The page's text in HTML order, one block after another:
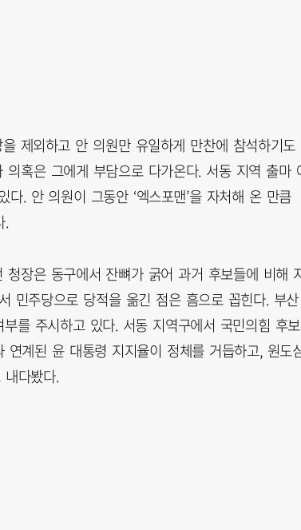
제외하고 안 의원만 유일하게 만찬에 참석하기도
혹은 그에게 부담으로 다가온다. 서동 지역 출마
. 안 의원이 그동안 ‘엑스포맨’을 자처해 온 만큼
.
장은 동구에서 잔뼈가 굵어 과거 후보들에 비해
민주당으로 당적을 옮긴 점은 흠으로 꼽힌다. 부산
를 주시하고 있다. 서동 지역구에서 국민의힘 후
계된 윤 대통령 지지율이 정체를 거듭하고, 원도
다봤다.